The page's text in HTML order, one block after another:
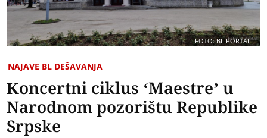
FOTO: BL PORTAL
NAJAVE BL DEŠAVANJA
Koncertni ciklus ‘Maestre’ u
Narodnom pozorištu Republike
Srpske